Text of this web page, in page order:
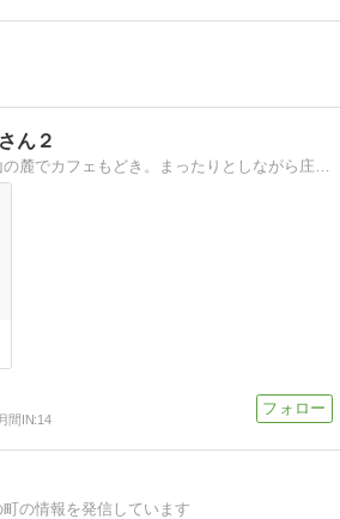
ん２
月間IN:14
の情報を発信しています